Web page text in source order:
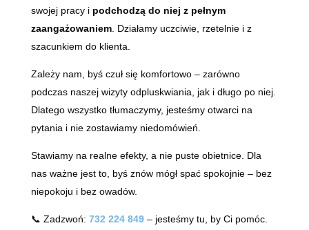
swojej pracy i podchodzą do niej z pełnym
zaangażowaniem. Działamy uczciwie, rzetelnie i z
szacunkiem do klienta.
Zależy nam, byś czuł się komfortowo – zarówno
podczas naszej wizyty odpluskwiania, jak i długo po niej.
Dlatego wszystko tłumaczymy, jesteśmy otwarci na
pytania i nie zostawiamy niedomówień.
Stawiamy na realne efekty, a nie puste obietnice. Dla
nas ważne jest to, byś znów mógł spać spokojnie – bez
niepokoju i bez owadów.
📞 Zadzwoń: 732 224 849– jesteśmy tu, by Ci pomóc.